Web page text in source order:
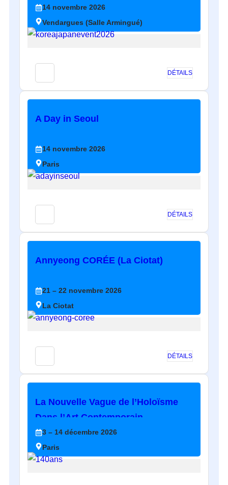
14 novembre 2026
Vendargues (Salle Armingué)
DÉTAILS
A Day in Seoul
14 novembre 2026
Paris
DÉTAILS
Annyeong CORÉE (La Ciotat)
21 – 22 novembre 2026
La Ciotat
DÉTAILS
La Nouvelle Vague de l’Holoïsme
Dans l’Art Contemporain
3 – 14 décembre 2026
Paris